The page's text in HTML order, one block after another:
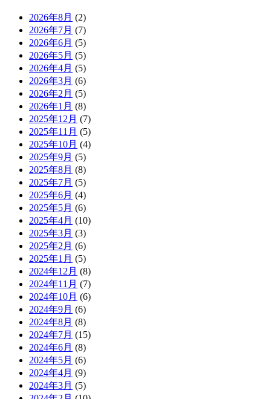
2026年8月 (2)
2026年7月 (7)
2026年6月 (5)
2026年5月 (5)
2026年4月 (5)
2026年3月 (6)
2026年2月 (5)
2026年1月 (8)
2025年12月 (7)
2025年11月 (5)
2025年10月 (4)
2025年9月 (5)
2025年8月 (8)
2025年7月 (5)
2025年6月 (4)
2025年5月 (6)
2025年4月 (10)
2025年3月 (3)
2025年2月 (6)
2025年1月 (5)
2024年12月 (8)
2024年11月 (7)
2024年10月 (6)
2024年9月 (6)
2024年8月 (8)
2024年7月 (15)
2024年6月 (8)
2024年5月 (6)
2024年4月 (9)
2024年3月 (5)